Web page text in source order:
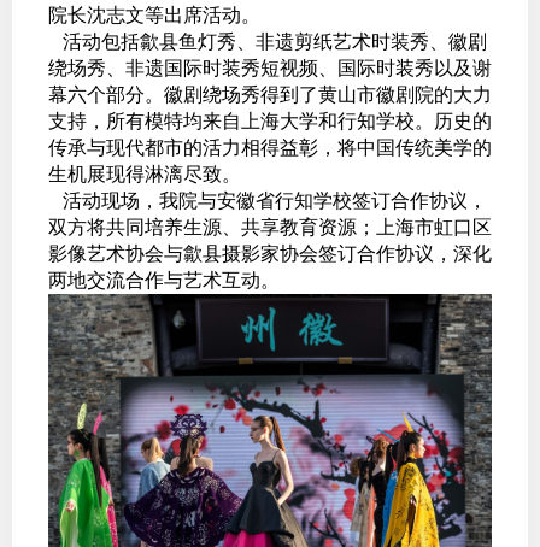
院长沈志文等出席活动。
活动包括歙县鱼灯秀、非遗剪纸艺术时装秀、徽剧
绕场秀、非遗国际时装秀短视频、国际时装秀以及谢
幕六个部分。徽剧绕场秀得到了黄山市徽剧院的大力
支持，所有模特均来自上海大学和行知学校。历史的
传承与现代都市的活力相得益彰，将中国传统美学的
生机展现得淋漓尽致。
活动现场，我院与安徽省行知学校签订合作协议，
双方将共同培养生源、共享教育资源；上海市虹口区
影像艺术协会与歙县摄影家协会签订合作协议，深化
两地交流合作与艺术互动。